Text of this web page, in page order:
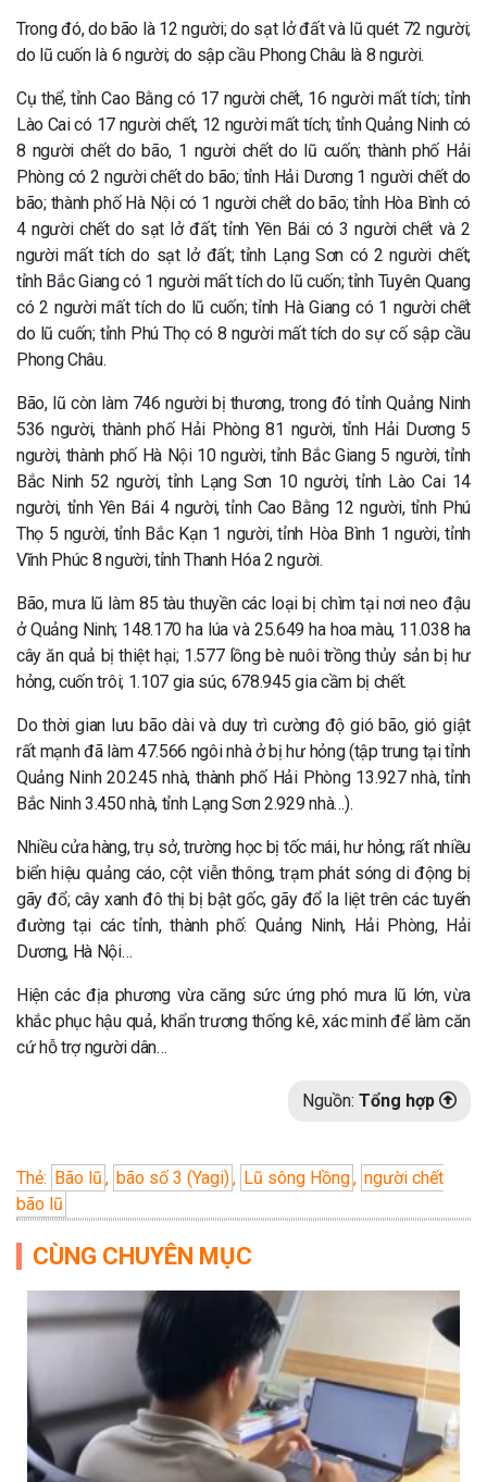
Trong đó, do bão là 12 người; do sạt lở đất và lũ quét 72 người;
do lũ cuốn là 6 người; do sập cầu Phong Châu là 8 người.
Cụ thể, tỉnh Cao Bằng có 17 người chết, 16 người mất tích; tỉnh
Lào Cai có 17 người chết, 12 người mất tích; tỉnh Quảng Ninh có
8 người chết do bão, 1 người chết do lũ cuốn; thành phố Hải
Phòng có 2 người chết do bão; tỉnh Hải Dương 1 người chết do
bão; thành phố Hà Nội có 1 người chết do bão; tỉnh Hòa Bình có
4 người chết do sạt lở đất; tỉnh Yên Bái có 3 người chết và 2
người mất tích do sạt lở đất; tỉnh Lạng Sơn có 2 người chết;
tỉnh Bắc Giang có 1 người mất tích do lũ cuốn; tỉnh Tuyên Quang
có 2 người mất tích do lũ cuốn; tỉnh Hà Giang có 1 người chết
do lũ cuốn; tỉnh Phú Thọ có 8 người mất tích do sự cố sập cầu
Phong Châu.
Bão, lũ còn làm 746 người bị thương, trong đó tỉnh Quảng Ninh
536 người, thành phố Hải Phòng 81 người, tỉnh Hải Dương 5
người, thành phố Hà Nội 10 người, tỉnh Bắc Giang 5 người, tỉnh
Bắc Ninh 52 người, tỉnh Lạng Sơn 10 người, tỉnh Lào Cai 14
người, tỉnh Yên Bái 4 người, tỉnh Cao Bằng 12 người, tỉnh Phú
Thọ 5 người, tỉnh Bắc Kạn 1 người, tỉnh Hòa Bình 1 người, tỉnh
Vĩnh Phúc 8 người, tỉnh Thanh Hóa 2 người.
Bão, mưa lũ làm 85 tàu thuyền các loại bị chìm tại nơi neo đậu
ở Quảng Ninh; 148.170 ha lúa và 25.649 ha hoa màu, 11.038 ha
cây ăn quả bị thiệt hại; 1.577 lồng bè nuôi trồng thủy sản bị hư
hỏng, cuốn trôi; 1.107 gia súc, 678.945 gia cầm bị chết.
Do thời gian lưu bão dài và duy trì cường độ gió bão, gió giật
rất mạnh đã làm 47.566 ngôi nhà ở bị hư hỏng (tập trung tại tỉnh
Quảng Ninh 20.245 nhà, thành phố Hải Phòng 13.927 nhà, tỉnh
Bắc Ninh 3.450 nhà, tỉnh Lạng Sơn 2.929 nhà…).
Nhiều cửa hàng, trụ sở, trường học bị tốc mái, hư hỏng; rất nhiều
biển hiệu quảng cáo, cột viễn thông, trạm phát sóng di động bị
gãy đổ; cây xanh đô thị bị bật gốc, gãy đổ la liệt trên các tuyến
đường tại các tỉnh, thành phố: Quảng Ninh, Hải Phòng, Hải
Dương, Hà Nội…
Hiện các địa phương vừa căng sức ứng phó mưa lũ lớn, vừa
khắc phục hậu quả, khẩn trương thống kê, xác minh để làm căn
cứ hỗ trợ người dân…
Nguồn: Tổng hợp
Thẻ: Bão lũ , bão số 3 (Yagi), Lũ sông Hồng, người chết
bão lũ
CÙNG CHUYÊN MỤC